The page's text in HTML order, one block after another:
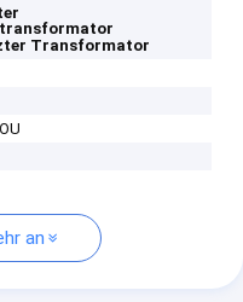
Transformator
an